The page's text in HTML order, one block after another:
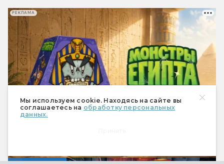
Мы используем cookie. Находясь на сайте вы
соглашаетесь на обработку персональных
данных.
РЕКЛАМА